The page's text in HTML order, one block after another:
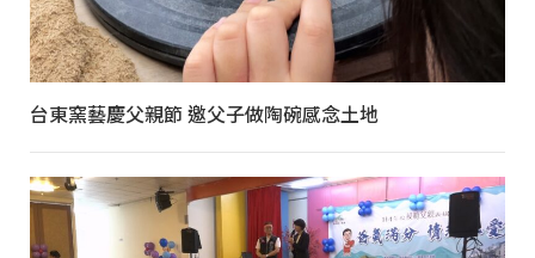
台東窯藝慶父親節 邀父子做陶碗感念土地